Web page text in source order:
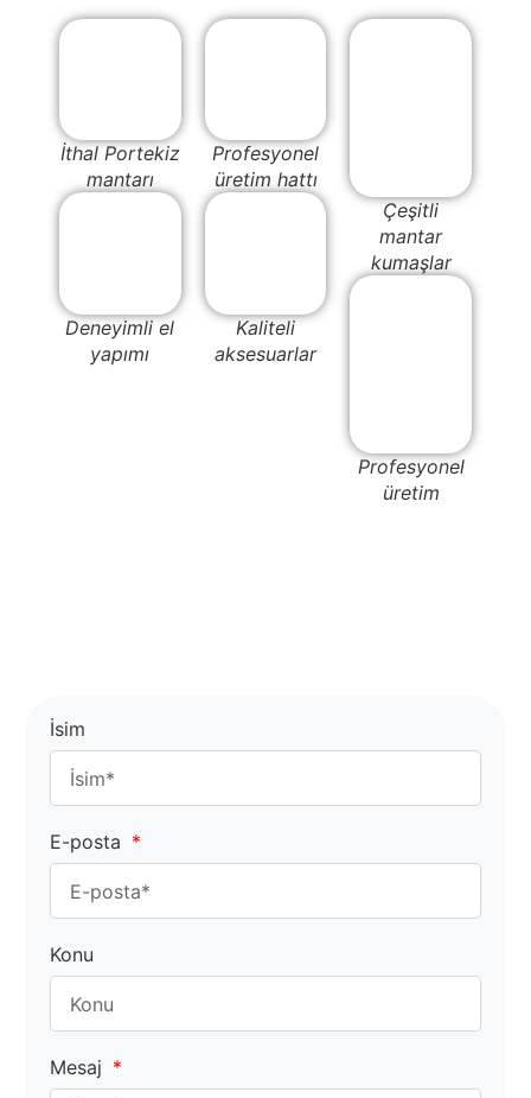
İthal Portekiz
mantarı
Deneyimli el
yapımı
Profesyonel
üretim hattı
Kaliteli
aksesuarlar
Çeşitli
mantar
kumaşlar
Profesyonel
üretim
İsim
E-posta
Konu
Mesaj